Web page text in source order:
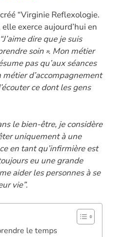
w
se
n
g
er
at
s
A
p
p
ai
l
p
y
Li
n
k
“Virginie Reflexologie.
exerce aujourd’hui en
“J’aime dire que je suis
soin ». Mon métier
pas qu’aux séances
métier d’accompagnement
ce dont les gens
le bien-être, je considère
uniquement à une
en tant qu’infirmière est
eu une grande
aider les personnes à se
vie”.
le temps